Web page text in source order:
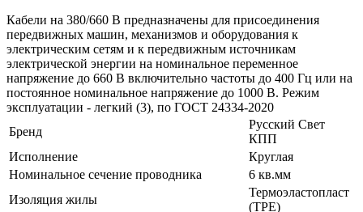
Кабели на 380/660 В предназначены для присоединения
передвижных машин, механизмов и оборудования к
электрическим сетям и к передвижным источникам
электрической энергии на номинальное переменное
напряжение до 660 В включительно частоты до 400 Гц или на
постоянное номинальное напряжение до 1000 В. Режим
эксплуатации - легкий (3), по ГОСТ 24334-2020
Бренд
Русский Свет
КПП
Исполнение
Круглая
Номинальное сечение проводника
6 кв.мм
Изоляция жилы
Термоэластопласт
(TPE)